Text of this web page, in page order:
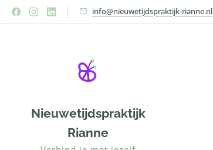
info@nieuwetijdspraktijk-rianne.nl
Nieuwetijdspraktijk
Rianne